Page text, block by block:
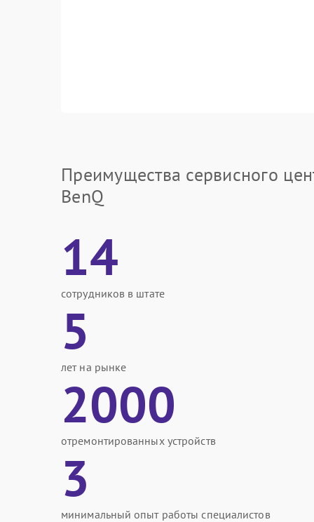
Преимущества сервисного
BenQ
14
сотрудников в штате
5
лет на рынке
2000
отремонтированных устройств
3
минимальный опыт работы специалистов